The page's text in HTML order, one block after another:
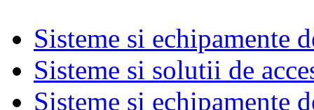
Sisteme si echipamente
Sisteme si solutii de
Sisteme si echipamente